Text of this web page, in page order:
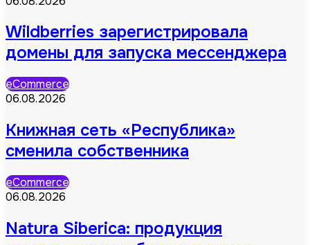
Wildberries зарегистрировала
домены для запуска мессенджера
eCommerce
06.08.2026
Книжная сеть «Республика»
сменила собственника
eCommerce
06.08.2026
Natura Siberica: продукция